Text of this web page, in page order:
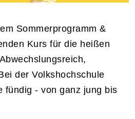
Sommerprogramm &
Kurs für die heißen
der Volkshochschule
fündig - von ganz jung bis